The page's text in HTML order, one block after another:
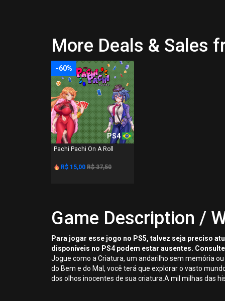
More Deals & Sales
-60%
PS4
Pachi Pachi On A Roll
R$ 15,00 R$ 37,50
Game Description /
Para jogar esse jogo no PS5, talvez seja preciso
disponíveis no PS4 podem estar ausentes.
Jogue como a Criatura, um andarilho sem memória
do Bem e do Mal, você terá que explorar o vasto
dos olhos inocentes de sua criatura.A mil milhas das